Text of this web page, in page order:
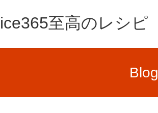
至高のレシピ
Blog